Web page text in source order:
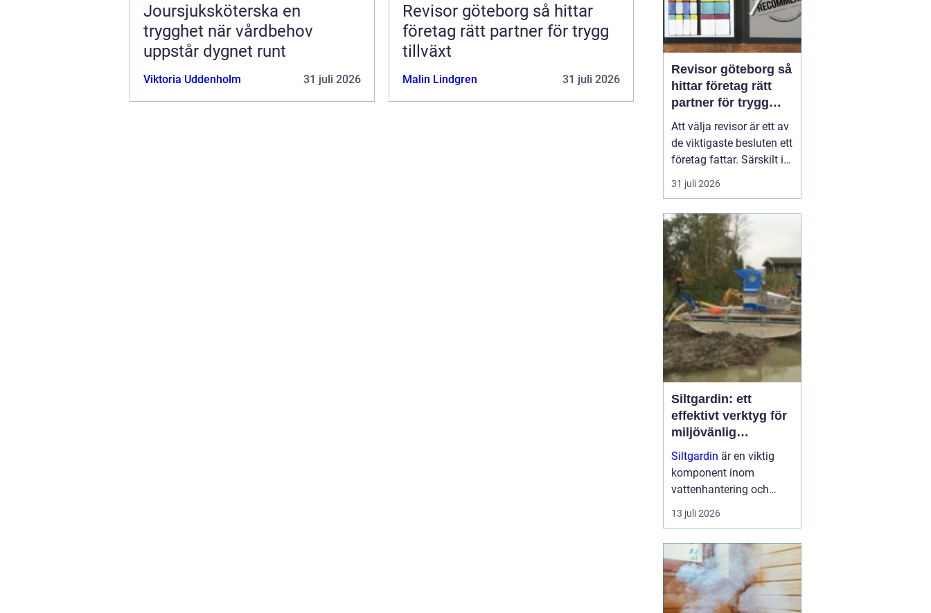
Joursjuksköterska en
trygghet när vårdbehov
uppstår dygnet runt
Viktoria Uddenholm 31 juli 2026
Revisor göteborg så hittar
företag rätt partner för trygg
tillväxt
Malin Lindgren 31 juli 2026
Revisor göteborg så
hittar företag rätt
partner för trygg
tillväxt
Att välja revisor är ett av
de viktigaste besluten ett
företag fattar. Särskilt i
en företagsintensiv stad
som Göteborg, där allt
bolag till internationella
koncerner verkar sida vid
sida. En bra revisor gör
mer än att granska s...
31 juli 2026
Siltgardin: ett
effektivt verktyg för
miljövänlig
vattenhantering
Siltgardin är en viktig
komponent inom
vattenhantering och
miljöskydd, särskilt i
verksamheter som
sjögrävning. Dessa
barriärer hjälper till att
minska grumling och
sp...
13 juli 2026